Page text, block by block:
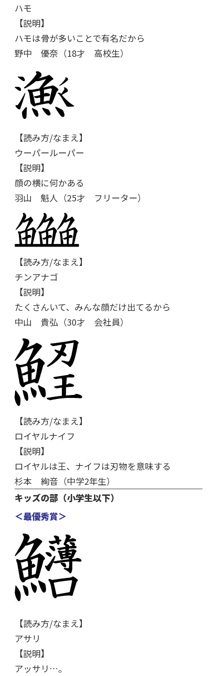
ハモ
【説明】
ハモは骨が多いことで有名だから
野中 優奈（18才 高校生）
【読み方/なまえ】
ウーパールーパー
【説明】
顔の横に何かある
羽山 魁人（25才 フリーター）
【読み方/なまえ】
チンアナゴ
【説明】
たくさんいて、みんな顔だけ出てるから
中山 貴弘（30才 会社員）
【読み方/なまえ】
ロイヤルナイフ
【説明】
ロイヤルは王、ナイフは刃物を意味する
杉本 絢音（中学2年生）
キッズの部（小学生以下）
＜最優秀賞＞
【読み方/なまえ】
アサリ
【説明】
アッサリ…。